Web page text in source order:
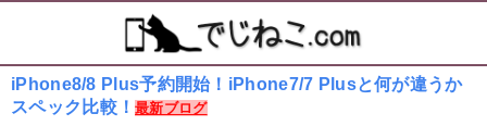
iPhone8/8 Plus予約開始！iPhone7/7 Plusと何が違うか
スペック比較！最新ブログ